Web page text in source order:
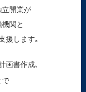
立開業が
関と
援します｡
画書作成､
で